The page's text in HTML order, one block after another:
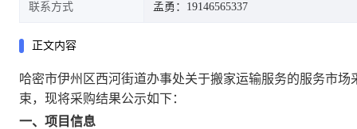
联系方式 孟勇：19146565337
正文内容
哈密市伊州区西河街道办事处关于搬家运输服务的服务市场
束，现将采购结果公示如下：
一、项目信息